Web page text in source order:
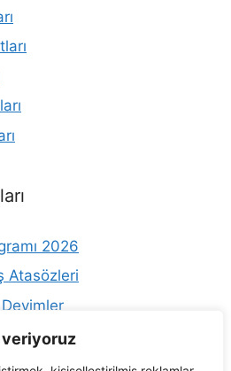
2026
Atasözleri
Deyimler